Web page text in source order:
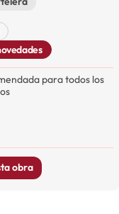
para todos los
obra